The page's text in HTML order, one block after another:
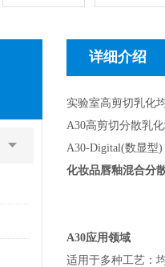
详细介绍
实验室高剪切乳化
A30高剪切分散乳
A30-Digital(数显型)
化妆品唇釉混合分
A30应用领域
适用于多种工艺：